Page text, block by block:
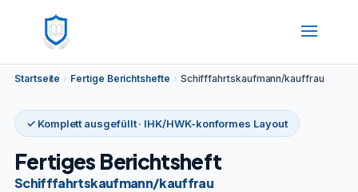
Startseite › Fertige Berichtshefte › Schifffahrtskaufmann/kauffrau
✓ Komplett ausgefüllt · IHK/HWK-konformes Layout
Fertiges Berichtsheft
Schifffahrtskaufmann/kauffrau